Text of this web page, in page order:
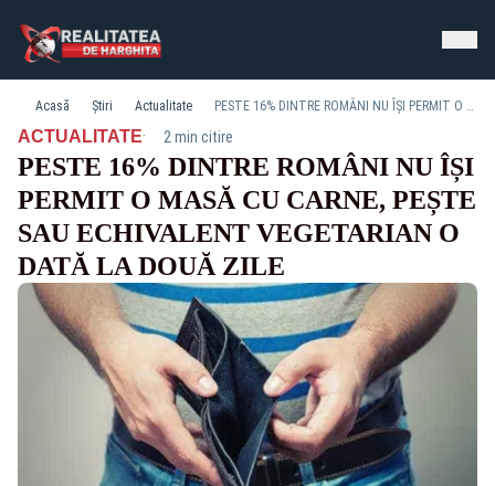
Acasă Știri Actualitate PESTE 16% DINTRE ROMÂNI NU ÎȘI PERMIT O MASĂ CU CARNE, PEȘTE SAU ECHIVALENT VEGETARIAN O DATĂ LA DOUĂ ZILE
ACTUALITATE· 2 min citire
PESTE 16% DINTRE ROMÂNI NU ÎȘI
PERMIT O MASĂ CU CARNE, PEȘTE
SAU ECHIVALENT VEGETARIAN O
DATĂ LA DOUĂ ZILE